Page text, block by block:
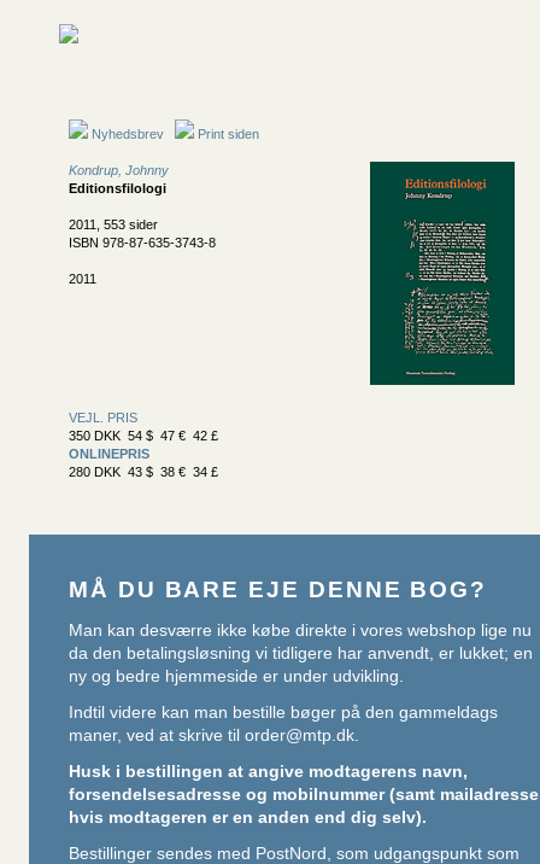
Nyhedsbrev Print siden
Kondrup, Johnny
Editionsfilologi
2011, 553 sider
ISBN 978-87-635-3743-8
2011
VEJL. PRIS
350 DKK 54 $ 47 € 42 £
ONLINEPRIS
280 DKK 43 $ 38 € 34 £
MÅ DU BARE EJE DENNE BOG?
Man kan desværre ikke købe direkte i vores webshop lige nu
da den betalingsløsning vi tidligere har anvendt, er lukket; en
ny og bedre hjemmeside er under udvikling.
Indtil videre kan man bestille bøger på den gammeldags
maner, ved at skrive til order@mtp.dk.
Husk i bestillingen at angive modtagerens navn,
forsendelsesadresse og mobilnummer (samt mailadresse
hvis modtageren er en anden end dig selv).
Bestillinger sendes med PostNord, som udgangspunkt som